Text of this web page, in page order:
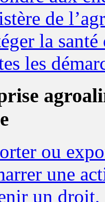
de
la
les
ou
une
un droit,